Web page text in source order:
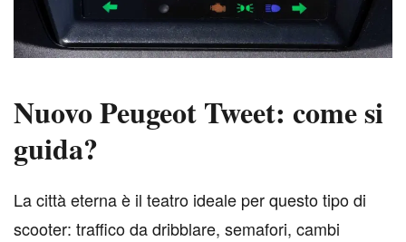
Nuovo Peugeot Tweet: come si
guida?
La città eterna è il teatro ideale per questo tipo di
scooter: traffico da dribblare, semafori, cambi